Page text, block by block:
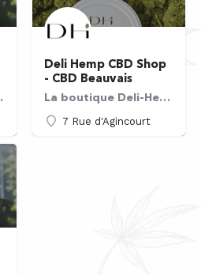
paiements par…
Deli Hemp CBD Shop
- CBD Beauvais
La boutique Deli-Hemp offre une large gamme de produits CBD, incluant des fleurs, des huiles, des gélules, et…
7 Rue d'Agincourt